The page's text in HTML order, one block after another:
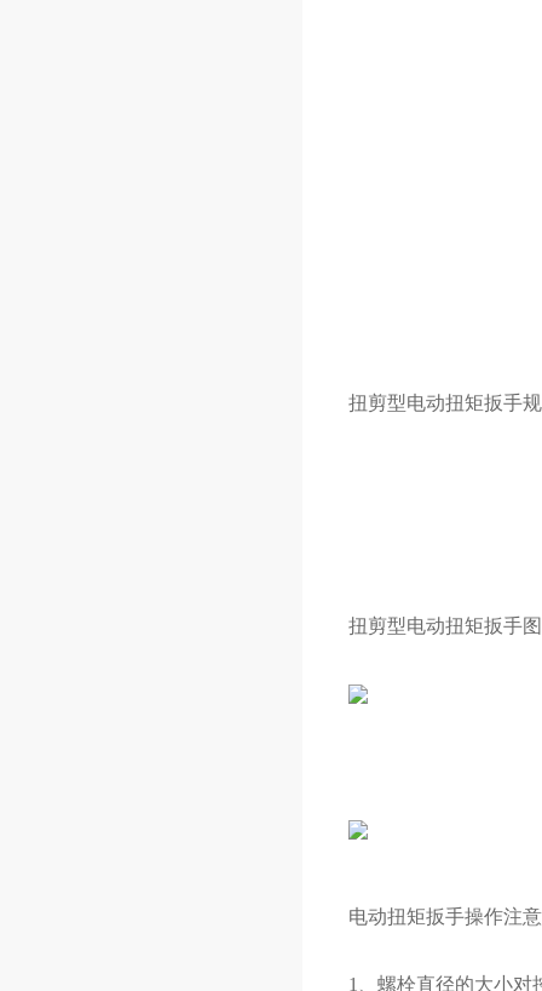
扭剪型电动扭矩扳手
扭剪型电动扭矩扳手
电动扭矩扳手操作注
1、螺栓直径的大小对